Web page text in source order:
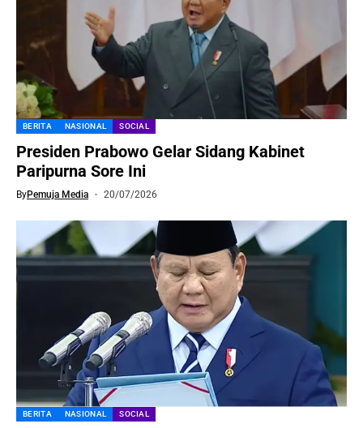
BERITA NASIONAL SOCIAL
Presiden Prabowo Gelar Sidang Kabinet
Paripurna Sore Ini
ByPemuja Media 20/07/2026
BERITA NASIONAL SOCIAL